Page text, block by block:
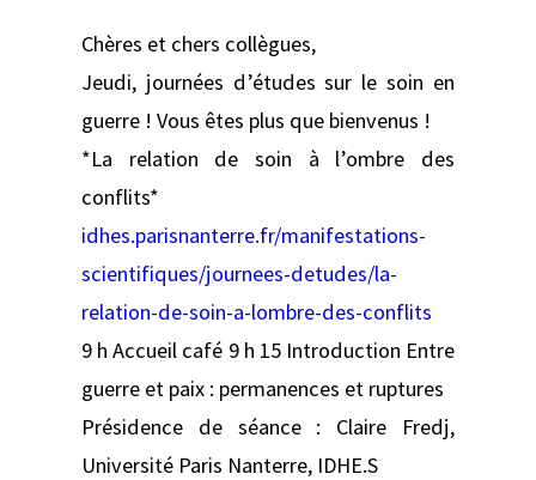
Chères et chers collègues,
Jeudi, journées d’études sur le soin en
guerre ! Vous êtes plus que bienvenus !
*La relation de soin à l’ombre des
conflits*
idhes.parisnanterre.fr/manifestations-
scientifiques/journees-detudes/la-
relation-de-soin-a-lombre-des-conflits
9 h Accueil café 9 h 15 Introduction Entre
guerre et paix : permanences et ruptures
Présidence de séance : Claire Fredj,
Université Paris Nanterre, IDHE.S